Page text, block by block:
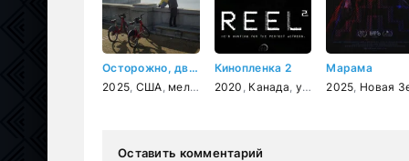
Осторожно, двери закрываются
2025 США мелодрама
Кинопленка 2
2020 Канада ужасы
Марама
2025 Новая
Оставить комментарий